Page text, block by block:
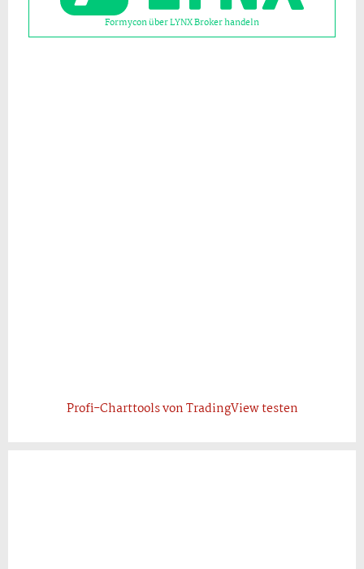
Formycon über LYNX Broker handeln
Profi-Charttools von TradingView testen